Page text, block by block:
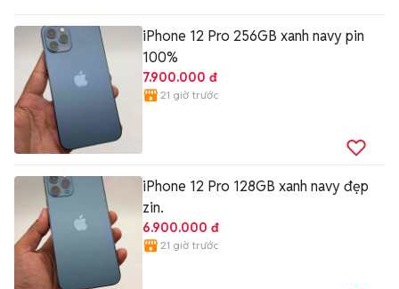
iPhone 12 Pro 256GB xanh navy pin
100%
7.900.000 đ
21 giờ trước
iPhone 12 Pro 128GB xanh navy đẹp
zin.
6.900.000 đ
21 giờ trước